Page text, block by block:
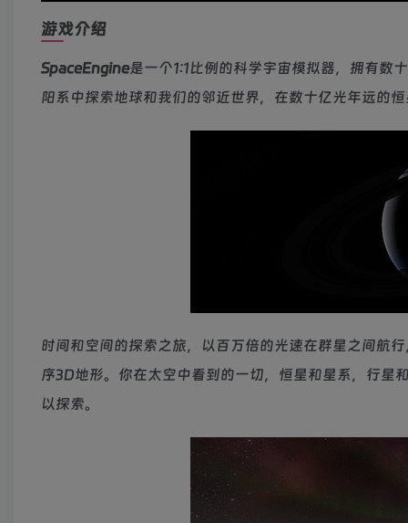
游戏介绍
SpaceEngine是一个1:1比例的科学宇宙模拟器，拥有数
阳系中探索地球和我们的邻近世界，在数十亿光年远的
时间和空间的探索之旅，以百万倍的光速在群星之间航
序3D地形。你在太空中看到的一切，恒星和星系，行星
以探索。